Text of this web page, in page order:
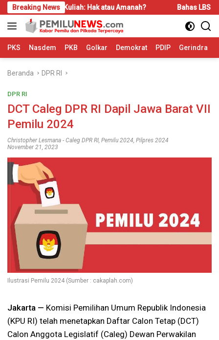
Langsung
ke
konten
Breaking News
Kuliah: Hak atau Amanah? Bahas LBS dan LP2B, REI
PKS Nasdem PKB Golkar Demokrat PDIP Gerindra
Beranda DPR RI
DPR RI
DCT Caleg DPR RI Dapil Jawa Barat VII
Pemilu 2024
Christopher Lesmana - Caleg DPR RI, Pemilu 2024, Pilpres 2024
November 21, 2023
Ilustrasi Pemilu 2024 (Sumber : cakaplah.com)
Jakarta — Komisi Pemilihan Umum Republik Indonesia
(KPU RI) telah menetapkan Daftar Calon Tetap (DCT)
Calon Anggota Legislatif (Caleg) Dewan Perwakilan